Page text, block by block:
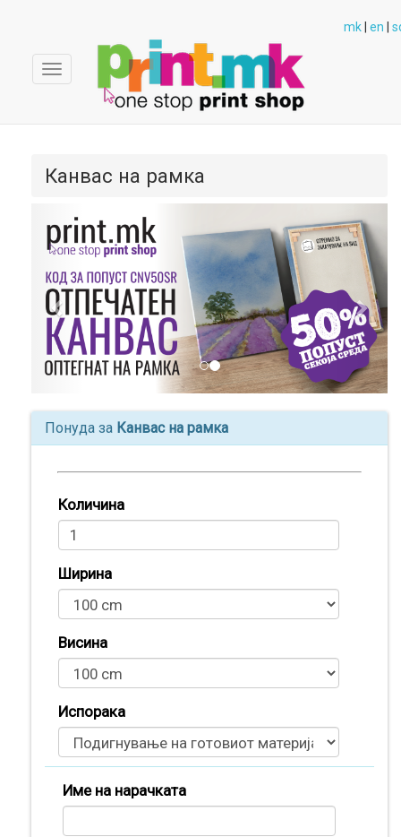
Производи
(0)
Кошничка
mk en
Toggle
navigation
Канвас на рамка
Previous Next
Понуда за Канвас на рамка
Количина
Ширина
Висина
Испорака
Име на нарачката